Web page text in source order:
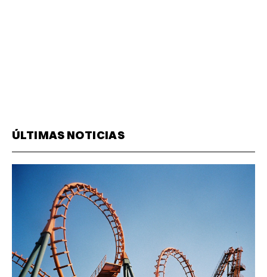
ÚLTIMAS NOTICIAS